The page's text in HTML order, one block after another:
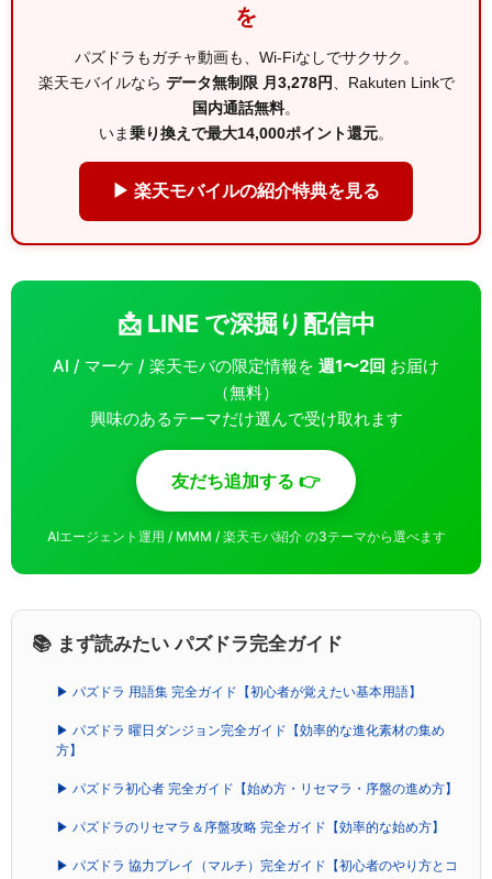
を
パズドラもガチャ動画も、Wi-Fiなしでサクサク。
楽天モバイルなら データ無制限 月3,278円 、Rakuten Linkで
国内通話無料。
いま乗り換えで最大14,000ポイント還元。
▶ 楽天モバイルの紹介特典を見る
📩 LINE で深掘り配信中
AI / マーケ / 楽天モバの限定情報を 週1〜2回 お届け
（無料）
興味のあるテーマだけ選んで受け取れます
友だち追加する 👉
AIエージェント運用 / MMM / 楽天モバ紹介 の3テーマから選べます
📚 まず読みたい パズドラ完全ガイド
▶ パズドラ 用語集 完全ガイド【初心者が覚えたい基本用語】
▶ パズドラ 曜日ダンジョン完全ガイド【効率的な進化素材の集め
方】
▶ パズドラ初心者 完全ガイド【始め方・リセマラ・序盤の進め方】
▶ パズドラのリセマラ＆序盤攻略 完全ガイド【効率的な始め方】
▶ パズドラ 協力プレイ（マルチ）完全ガイド【初心者のやり方とコ